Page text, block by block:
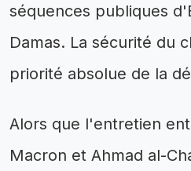
séquences publiques
Damas. La sécurité du
priorité absolue de la
Alors que l'entretien
Macron et Ahmad al-